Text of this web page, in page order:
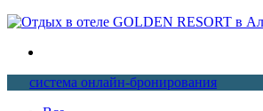
система онлайн-бронирования